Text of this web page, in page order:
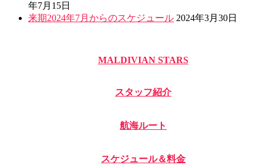
年7月15日
来期2024年7月からのスケジュール 2024年3月30日
MALDIVIAN STARS
スタッフ紹介
航海ルート
スケジュール＆料金